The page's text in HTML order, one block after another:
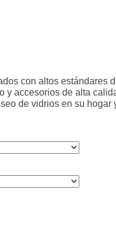
m
.
c
con altos estándares
y accesorios de alta
de vidrios en su hogar